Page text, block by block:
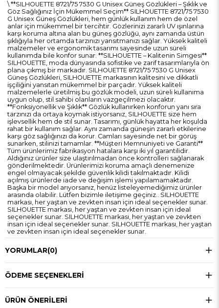
\ **SILHOUETTE 8721/75 7530 G Unisex Güneş Gözlükleri – Şıklık ve
Göz Sağlığınız İçin Mükemmel Seçim** SILHOUETTE 8721/75 7530
G Unisex Güneş Gözlükleri, hem günlük kullanım hem de özel
anlar için mükemmel bir tercihtir. Gözlerinizi zararlı UV ışınlarına
karşı koruma altına alan bu güneş gözlüğü, aynı zamanda üstün
şıklığıyla her ortamda tarzınızı yansıtmanızı sağlar. Yüksek kaliteli
malzemeler ve ergonomik tasarımı sayesinde uzun süreli
kullanımda bile konfor sunar. **SILHOUETTE – Kalitenin Simgesi**
SILHOUETTE, moda dünyasında sofistike ve zarif tasarımlarıyla ön
plana çıkmış bir markadır. SILHOUETTE 8721/75 7530 G Unisex
Güneş Gözlükleri, SILHOUETTE markasının kalitesini ve dikkatli
işçiliğini yansıtan mükemmel bir parçadır. Yüksek kaliteli
malzemelerle üretilmiş bu gözlük modeli, uzun süreli kullanıma
uygun olup, stil sahibi olanların vazgeçilmezi olacaktır.
**Fonksiyonellik ve Şıklık** Gözlük kullanırken konforun yanı sıra
tarzınızı da ortaya koymak istiyorsanız, SILHOUETTE size hem
işlevsellik hem de stil sunar. Tasarımı, günlük hayatta her koşulda
rahat bir kullanım sağlar. Aynı zamanda güneşin zararlı etkilerine
karşı göz sağlığınızı da korur. Camları sayesinde net bir görüş
sunarken, stilinizi tamamlar. **Müşteri Memnuniyeti ve Garanti**
Tüm ürünlerimiz fabrikasyon hatalara karşı iki yıl garantilidir.
Aldığınız ürünler size ulaştırılmadan önce kontrolleri sağlanarak
gönderilmektedir. Ürünlerimizi koruma amaçlı denemenize
engel olmayacak şekilde güvenlik kilidi takılmaktadır. Kilidi
açılmış ürünlerde iade ve değişim işlemi yapılamamaktadır.
Başka bir model arıyorsanız, henüz listeleyemediğimiz ürünler
arasında olabilir. Lütfen bizimle iletişime geçiniz.. SILHOUETTE
markası, her yaştan ve zevkten insan için ideal seçenekler sunar.
SILHOUETTE markası, her yaştan ve zevkten insan için ideal
seçenekler sunar. SILHOUETTE markası, her yaştan ve zevkten
insan için ideal seçenekler sunar. SILHOUETTE markası, her yaştan
ve zevkten insan için ideal seçenekler sunar.
YORUMLAR(0)
ÖDEME SEÇENEKLERI
ÜRÜN ÖNERILERI